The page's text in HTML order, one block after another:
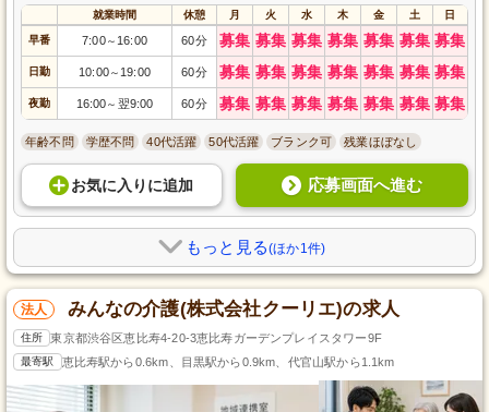
就業時間 休憩 月 火 水 木 金 土 日
早番 7:00～ 16:00 60分 募集 募集 募集 募集 募集 募集 募集
日勤 10:00～ 19:00 60分 募集 募集 募集 募集 募集 募集 募集
夜勤 16:00～ 翌9:00 60分 募集 募集 募集 募集 募集 募集 募集
年齢不問 学歴不問 40代活躍 50代活躍 ブランク可 残業ほぼなし
お気に入り に追加 応募画面へ進む
もっと見る(ほか1件)
法人 みんなの介護(株式会社クーリエ)の求人
住所 東京都渋谷区恵比寿4-20-3恵比寿ガーデンプレイスタワー9F
最寄駅 恵比寿駅から0.6km、目黒駅から0.9km、代官山駅から1.1km